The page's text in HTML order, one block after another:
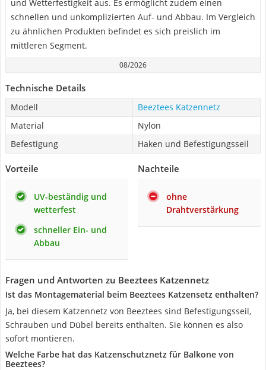
und Wetterfestigkeit aus. Es ermöglicht zudem einen
schnellen und unkomplizierten Auf- und Abbau. Im Vergleich
zu ähnlichen Produkten befindet es sich preislich im
mittleren Segment.
08/2026
Technische Details
Modell
Beeztees Katzennetz
Material
Nylon
Befestigung
Haken und Befestigungsseil
Vorteile
UV-beständig und
wetterfest
schneller Ein- und
Abbau
Nachteile
ohne
Drahtverstärkung
Fragen und Antworten zu Beeztees Katzennetz
Ist das Montagematerial beim Beeztees Katzensetz enthalten?
Ja, bei diesem Katzennetz von Beeztees sind Befestigungsseil,
Schrauben und Dübel bereits enthalten. Sie können es also
sofort montieren.
Welche Farbe hat das Katzenschutznetz für Balkone von
Beeztees?